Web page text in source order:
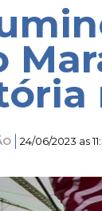
24/06/2023 as